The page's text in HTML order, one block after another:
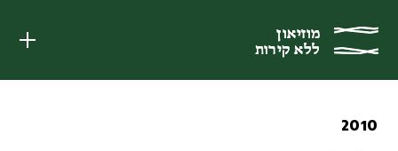
מוזיאון
ללא קירות
מוזיאון
ללא קירות
2010